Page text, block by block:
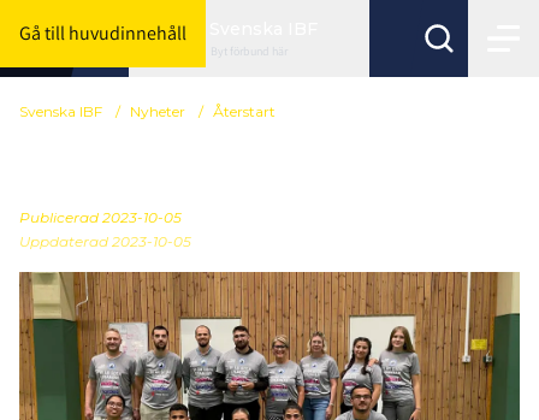
Gå till huvudinnehåll
Byt förbund här
Svenska IBF / Nyheter / Återstart
Publicerad 2023-10-05
Uppdaterad 2023-10-05